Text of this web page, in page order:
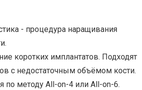
- процедура наращивания
коротких имплантатов. Подходят
с недостаточным объёмом кости.
по методу All-on-4 или All-on-6.